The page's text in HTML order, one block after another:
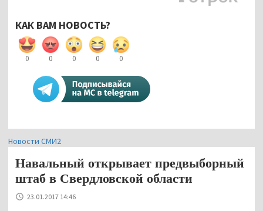
КАК ВАМ НОВОСТЬ?
0 0 0 0 0
Новости СМИ2
Навальный открывает предвыборный
штаб в Свердловской области
23.01.2017 14:46